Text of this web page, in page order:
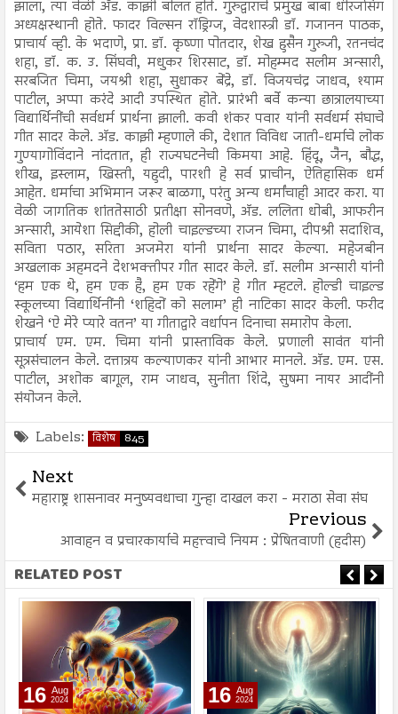
झाला, त्या वेळी अ‍ॅड. काझी बोलत होते. गुरुद्वाराचे प्रमुख बाबा धीरजसिंग
अध्यक्षस्थानी होते. फादर विल्सन रॉड्रिग्ज, वेदशास्त्री डॉ. गजानन पाठक,
प्राचार्य व्ही. के भदाणे, प्रा. डॉ. कृष्णा पोतदार, शेख हुसैन गुरुजी, रतनचंद
शहा, डॉ. क. उ. सिंघवी, मधुकर शिरसाट, डॉ. मोहम्मद सलीम अन्सारी,
सरबजित चिमा, जयश्री शहा, सुधाकर बेंद्रे, डॉ. विजयचंद्र जाधव, श्याम
पाटील, अप्पा करंदे आदी उपस्थित होते. प्रारंभी बर्वे कन्या छात्रालयाच्या
विद्यार्थिनींची सर्वधर्म प्रार्थना झाली. कवी शंकर पवार यांनी सर्वधर्म संघाचे
गीत सादर केले. अ‍ॅड. काझी म्हणाले की, देशात विविध जाती-धर्माचे लोक
गुण्यागोविंदाने नांदतात, ही राज्यघटनेची किमया आहे. हिंदू, जैन, बौद्ध,
शीख, इस्लाम, खिस्ती, यहुदी, पारशी हे सर्व प्राचीन, ऐतिहासिक धर्म
आहेत. धर्माचा अभिमान जरूर बाळगा, परंतु अन्य धर्मांचाही आदर करा. या
वेळी जागतिक शांततेसाठी प्रतीक्षा सोनवणे, अ‍ॅड. ललिता धोबी, आफरीन
अन्सारी, आयेशा सिद्दीकी, होली चाइल्डच्या राजन चिमा, दीपश्री सदाशिव,
सविता पठार, सरिता अजमेरा यांनी प्रार्थना सादर केल्या. महेजबीन
अखलाक अहमदने देशभक्तीपर गीत सादर केले. डॉ. सलीम अन्सारी यांनी
‘हम एक थे, हम एक है, हम एक रहेंगे’ हे गीत म्हटले. होल्डी चाइल्ड
स्कूलच्या विद्यार्थिनींनी ‘शहिदों को सलाम’ ही नाटिका सादर केली. फरीद
शेखने ‘ऐ मेरे प्यारे वतन’ या गीताद्वारे वर्धापन दिनाचा समारोप केला.
प्राचार्य एम. एम. चिमा यांनी प्रास्ताविक केले. प्रणाली सावंत यांनी
सूत्रसंचालन केले. दत्तात्रय कल्याणकर यांनी आभार मानले. अ‍ॅड. एम. एस.
पाटील, अशोक बागूल, राम जाधव, सुनीता शिंदे, सुषमा नायर आदींनी
संयोजन केले.
Labels: विशेष 845
Next
महाराष्ट्र शासनावर मनुष्यवधाचा गुन्हा दाखल करा - मराठा सेवा संघ
Previous
आवाहन व प्रचारकार्याचे महत्त्वाचे नियम : प्रेषितवाणी (हदीस)
RELATED POST
16 Aug
2024 16 Aug
2024